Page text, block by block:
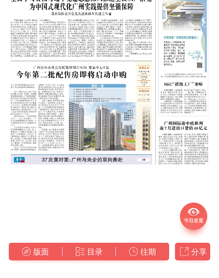
版面 目录 往期 分享